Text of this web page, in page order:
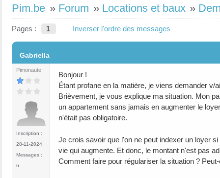
Pim.be » Forum » Locations et baux »
Pages : 1 Inverser l'ordre des messages
Gabriella
Pimonaute
Inscription :
28-11-2024
Messages :
6
Bonjour !
Étant profane en la matière, je viens demander v/
Brièvement, je vous explique ma situation. Mon
un appartement sans jamais en augmenter le
n'était pas obligatoire.
Je crois savoir que l'on ne peut indexer un loyer
vie qui augmente. Et donc, le montant n'est pas
Comment faire pour régulariser la situation ?